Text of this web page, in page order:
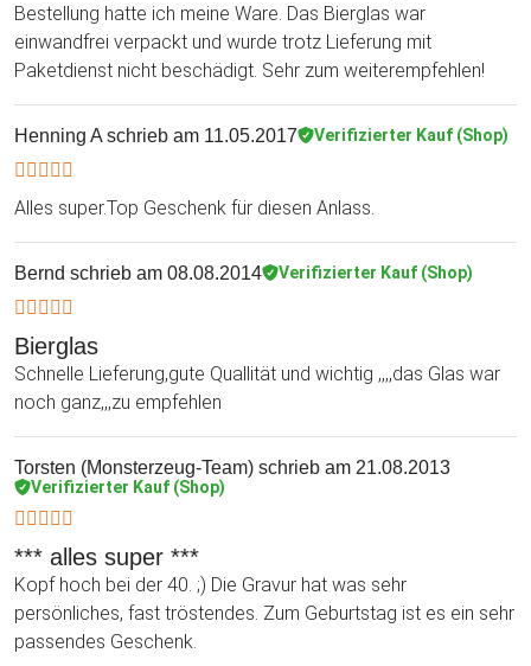
Bestellung hatte ich meine Ware. Das Bierglas war
einwandfrei verpackt und wurde trotz Lieferung mit
Paketdienst nicht beschädigt. Sehr zum weiterempfehlen!
Henning A schrieb am 11.05.2017 Verifizierter Kauf (Shop)
Alles super.Top Geschenk für diesen Anlass.
Bernd schrieb am 08.08.2014 Verifizierter Kauf (Shop)
Bierglas
Schnelle Lieferung,gute Quallität und wichtig ,,,,das Glas war
noch ganz,,,zu empfehlen
Torsten (Monsterzeug-Team) schrieb am 21.08.2013
Verifizierter Kauf (Shop)
*** alles super ***
Kopf hoch bei der 40. ;) Die Gravur hat was sehr
persönliches, fast tröstendes. Zum Geburtstag ist es ein sehr
passendes Geschenk.